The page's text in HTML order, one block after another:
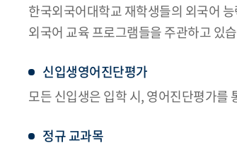
한국외국어대학교 재학생들의 외국어
외국어 교육 프로그램들을 주관하고 있
신입생영어진단평가
모든 신입생은 입학 시, 영어진단평가를
정규 교과목